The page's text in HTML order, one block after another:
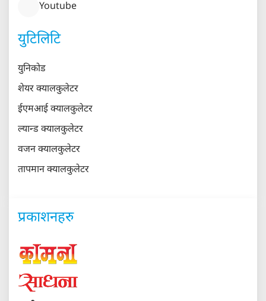
Youtube
युटिलिटि
युनिकोड
शेयर क्यालकुलेटर
ईएमआई क्यालकुलेटर
ल्यान्ड क्यालकुलेटर
वजन क्यालकुलेटर
तापमान क्यालकुलेटर
प्रकाशनहरु